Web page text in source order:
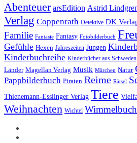
Abenteuer arsEdition Astrid
Verlag Coppenrath Detektive DK
Familie Fantasie Fantasy Fotobilderbuch
Gefühle Hexen Jahreszeiten Jungen
Kinderbuchreihe Kinderbücher aus Schweden
Länder Magellan Verlag Musik Märchen Natur
Pappbilderbuch Piraten Reime Rätsel
Thienemann-Esslinger Verlag Tiere
Weihnachten Wichtel Wimmelbuch